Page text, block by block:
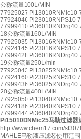
公称流量100L/MIN
77925027 Pi13010RNMic10
77924046 Pi23010RNPS10
77999410 Pi36010RNDrg40
18公称流量160L/MIN
77925035 Pi13016RNMic10
77924145 Pi23016RNPS10
77999428 Pi36016RNDrg40
19公称流量250L/min
77925043 Pi13025RNMic10
77924160 Pi23025RNPS10
77999436 Pi36025RNDrg40
20公称流量400L/MIN
77925050 Pi13040RNMic10
77924186 Pi23040RNPS10
77999444 Pi36040RNDrg40
Pi15010DNMic25马勒过滤器
http://www.chem17.com/
MAHLE马勒液压滤芯使用范